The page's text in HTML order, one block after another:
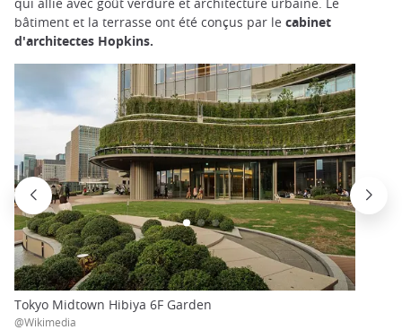
qui allie avec goût verdure et architecture urbaine. Le
bâtiment et la terrasse ont été conçus par le cabinet
d'architectes Hopkins.
Tokyo Midtown Hibiya 6F Garden
@Wikimedia